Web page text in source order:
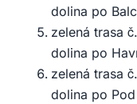
dolina po
zelená trasa
dolina po
zelená trasa
dolina po